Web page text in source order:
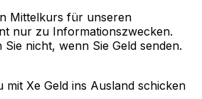
Mittelkurs für unseren
nur zu Informationszwecken.
nicht, wenn Sie Geld senden.
mit Xe Geld ins Ausland schicken